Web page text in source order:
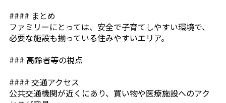
#### まとめ
ファミリーにとっては、安全で子育てしやすい環境で、
必要な施設も揃っている住みやすいエリア。
### 高齢者等の視点
#### 交通アクセス
公共交通機関が近くにあり、買い物や医療施設へのアク